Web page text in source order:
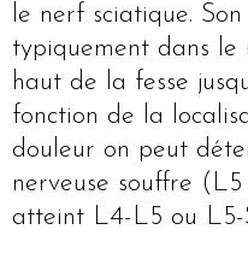
le nerf sciatique.
typiquement dans le
haut de la fesse
fonction de la
douleur on peut
nerveuse souffre
atteint L4-L5 ou L5-